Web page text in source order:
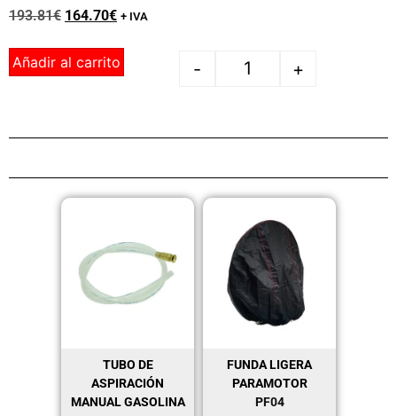
193.81€ 164.70€ + IVA
- +
Añadir al carrito
TUBO DE
ASPIRACIÓN
MANUAL GASOLINA
FUNDA LIGERA
PARAMOTOR
PF04